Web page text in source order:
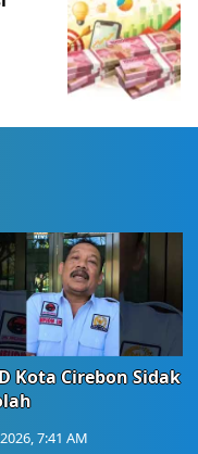
Kota Cirebon Sidak
7:41 AM